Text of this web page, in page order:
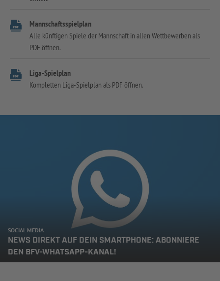
Mannschaftsspielplan
Alle künftigen Spiele der Mannschaft in allen Wettbewerben als
PDF öffnen.
Liga-Spielplan
Kompletten Liga-Spielplan als PDF öffnen.
SOCIAL MEDIA
NEWS DIREKT AUF DEIN SMARTPHONE: ABONNIERE
DEN BFV-WHATSAPP-KANAL!